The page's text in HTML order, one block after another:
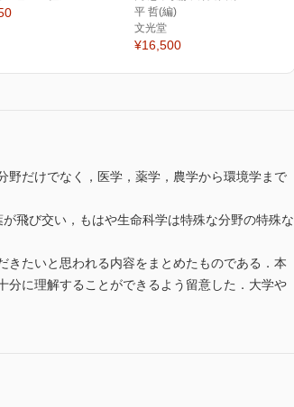
平 哲(編)
文光堂
¥16,500
野だけでなく，医学，薬学，農学から環境学まで
飛び交い，もはや生命科学は特殊な分野の特殊な
たいと思われる内容をまとめたものである．本
分に理解することができるよう留意した．大学や